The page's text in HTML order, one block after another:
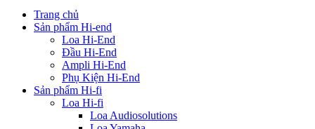
Trang chủ
Sản phẩm Hi-end
Loa Hi-End
Đầu Hi-End
Ampli Hi-End
Phụ Kiện Hi-End
Sản phẩm Hi-fi
Loa Hi-fi
Loa Audiosolutions